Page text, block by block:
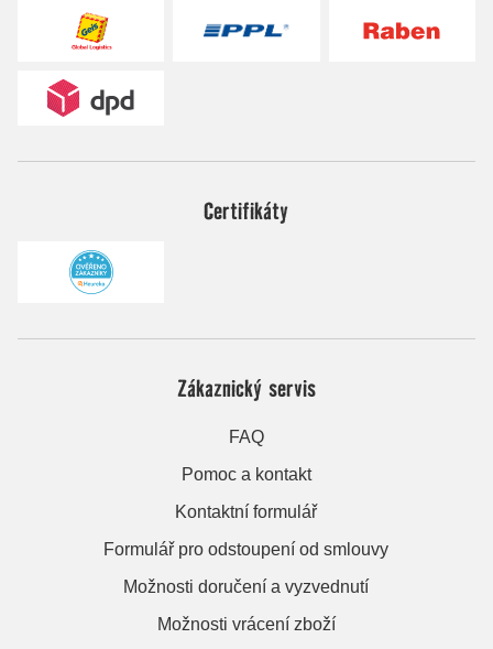
Certifikáty
Zákaznický servis
FAQ
Pomoc a kontakt
Kontaktní formulář
Formulář pro odstoupení od smlouvy
Možnosti doručení a vyzvednutí
Možnosti vrácení zboží